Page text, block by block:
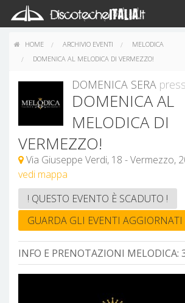
HOME ARCHIVIO EVENTI
MELODICA
DOMENICA AL MELODICA DI VERMEZZO!
DOMENICA SERA
DOMENICA AL
MELODICA DI
VERMEZZO!
vedi mappa
! QUESTO EVENTO È SCADUTO !
GUARDA GLI EVENTI AGGIORNATI
INFO E PRENOTAZIONI MELODICA: